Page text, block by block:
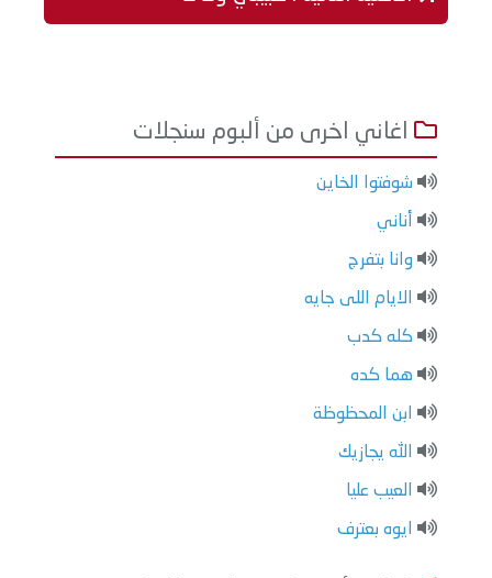
اغاني اخرى من ألبوم سنجلات
شوفتوا الخاين
أناني
وانا بتفرج
الايام اللى جايه
كله كدب
هما كده
ابن المحظوظة
الله يجازيك
العيب عليا
ايوه بعترف